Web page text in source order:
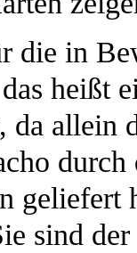
die in
heißt
allein
geliefert
sind